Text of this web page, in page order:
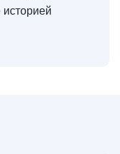
историей